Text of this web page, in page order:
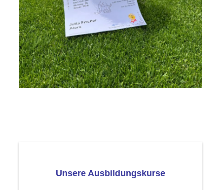
Unsere Ausbildungskurse